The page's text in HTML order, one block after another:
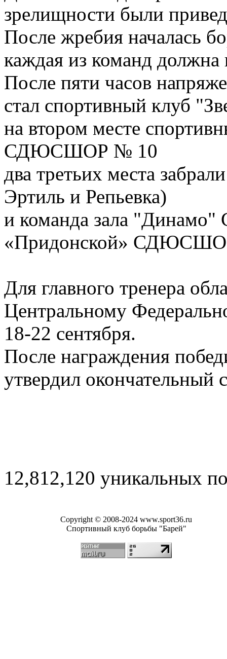
зрелищности были
После жребия началась
каждая из команд должна
После пяти часов
стал спортивный клуб
на втором месте
СДЮСШОР № 10
два третьих места
Эртиль и Репьевка)
и команда зала
«Придонской»
Для главного тренера
Центральному
18-22 сентября.
После награждения
утвердил окончательный
12,812,120 уникальных
Copyright © 2008-2024 www.sport36.ru
Спортивный клуб борьбы "Барей"